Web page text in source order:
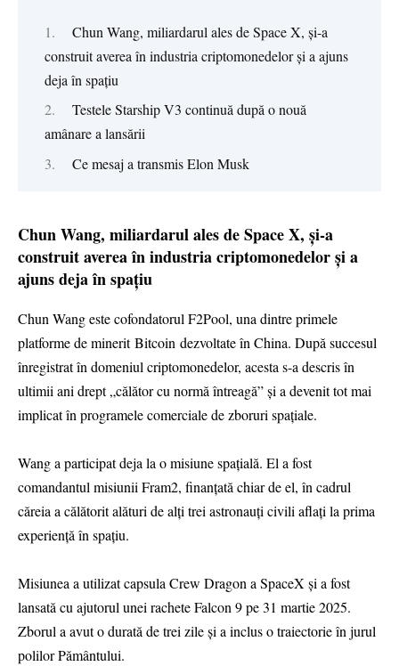
Chun Wang, miliardarul ales de Space X, și-a
construit averea în industria criptomonedelor și a ajuns
deja în spațiu
Testele Starship V3 continuă după o nouă
amânare a lansării
Ce mesaj a transmis Elon Musk
Chun Wang, miliardarul ales de Space X, și-a
construit averea în industria criptomonedelor și a
ajuns deja în spațiu
Chun Wang este cofondatorul F2Pool, una dintre primele
platforme de minerit Bitcoin dezvoltate în China. După succesul
înregistrat în domeniul criptomonedelor, acesta s-a descris în
ultimii ani drept „călător cu normă întreagă” și a devenit tot mai
implicat în programele comerciale de zboruri spațiale.
Wang a participat deja la o misiune spațială. El a fost
comandantul misiunii Fram2, finanțată chiar de el, în cadrul
căreia a călătorit alături de alți trei astronauți civili aflați la prima
experiență în spațiu.
Misiunea a utilizat capsula Crew Dragon a SpaceX și a fost
lansată cu ajutorul unei rachete Falcon 9 pe 31 martie 2025.
Zborul a avut o durată de trei zile și a inclus o traiectorie în jurul
polilor Pământului.